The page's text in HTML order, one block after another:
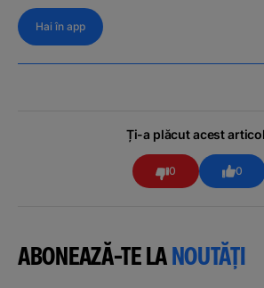
Hai în app
Ți-a plăcut acest
0 0
ABONEAZĂ-TE LANOUTĂȚI